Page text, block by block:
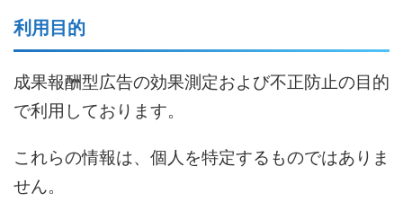
利用目的
成果報酬型広告の効果測定および不正防止の目的
で利用しております。
これらの情報は、個人を特定するものではありま
せん。